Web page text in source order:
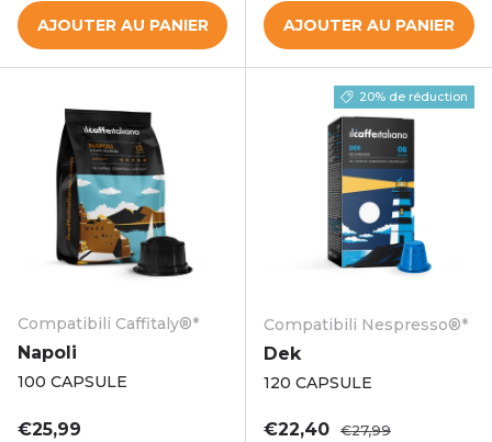
AJOUTER AU PANIER AJOUTER AU PANIER
Compatibili Caffitaly®*
Napoli
100 CAPSULE
Prix habituel
€25,99
20% de réduction
Compatibili Nespresso®*
Dek
120 CAPSULE
Prix soldé
€22,40 Prix habituel
€27,99